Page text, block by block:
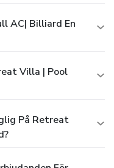
AC| Billiard En
Villa | Pool
På Retreat